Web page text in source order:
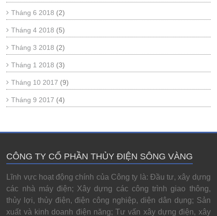
Tháng 6 2018 (2)
Tháng 4 2018 (5)
Tháng 3 2018 (2)
Tháng 1 2018 (3)
Tháng 10 2017 (9)
Tháng 9 2017 (4)
CÔNG TY CỔ PHẦN THỦY ĐIỆN SÔNG VÀNG
Lĩnh vực hoạt động chính của Công ty là: Đầu tư, xây dựng
các nhà máy điện; Xây dựng các công trình giao thông,
thủy lợi, thủy điện, điện công nghiệp, diện dân dụng; Sản
xuất và kinh doanh điện năng; Tư vấn xây dựng điện, xây